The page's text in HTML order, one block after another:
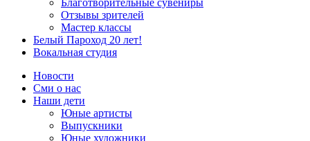
Отзывы зрителей
Мастер классы
Белый Пароход 20 лет!
Вокальная студия
Новости
Сми о нас
Наши дети
Юные артисты
Выпускники
Юные художники